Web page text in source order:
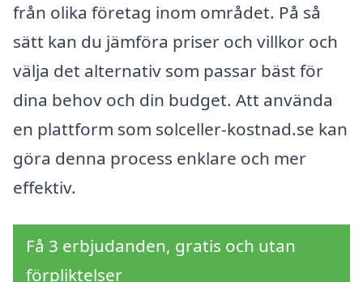
från olika företag inom området. På så
sätt kan du jämföra priser och villkor och
välja det alternativ som passar bäst för
dina behov och din budget. Att använda
en plattform som solceller-kostnad.se kan
göra denna process enklare och mer
effektiv.
Få 3 erbjudanden, gratis och utan
förpliktelser